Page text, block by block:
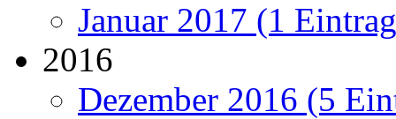
Januar 2017 (1
2016
Dezember 2016 (5